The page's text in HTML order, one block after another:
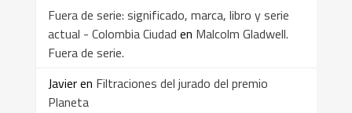
Fuera de serie: significado, marca, libro y serie
actual - Colombia Ciudad en Malcolm Gladwell.
Fuera de serie.
Javieren Filtraciones del jurado del premio
Planeta